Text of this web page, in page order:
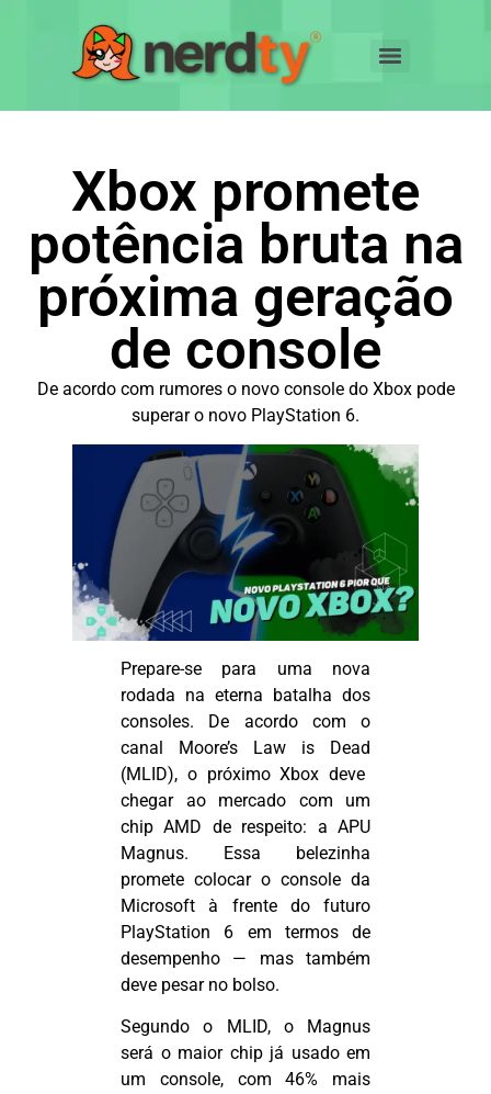
Xbox promete
potência bruta na
próxima geração
de console
De acordo com rumores o novo console do Xbox pode
superar o novo PlayStation 6.
Prepare-se para uma nova
rodada na eterna batalha dos
consoles. De acordo com o
canal Moore’s Law is
Dead
(MLID), o próximo Xbox deve
chegar ao mercado com um
chip AMD de respeito: a APU
Magnus. Essa belezinha
promete colocar o console da
Microsoft à frente do futuro
PlayStation 6 em termos de
desempenho — mas também
deve pesar no bolso.
Segundo o MLID, o Magnus
será o maior chip já usado em
um console, com 46% mais